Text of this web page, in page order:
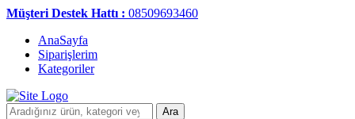
Müşteri Destek Hattı : 08509693460
AnaSayfa
Siparişlerim
Kategoriler
Ara